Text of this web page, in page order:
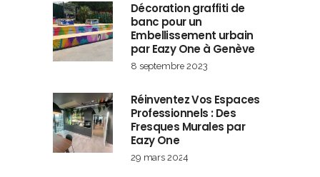
Décoration graffiti de
banc pour un
Embellissement urbain
par Eazy One à Genève
8 septembre 2023
Réinventez Vos Espaces
Professionnels : Des
Fresques Murales par
Eazy One
29 mars 2024